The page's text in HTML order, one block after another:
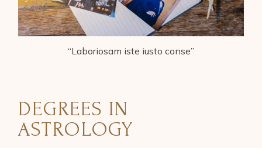
“Laboriosam iste iusto conse”
DEGREES IN
ASTROLOGY